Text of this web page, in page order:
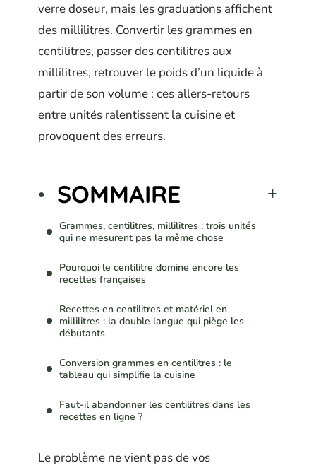
verre doseur, mais les graduations affichent
des millilitres. Convertir les grammes en
centilitres, passer des centilitres aux
millilitres, retrouver le poids d’un liquide à
partir de son volume : ces allers-retours
entre unités ralentissent la cuisine et
provoquent des erreurs.
SOMMAIRE
Grammes, centilitres, millilitres : trois unités
qui ne mesurent pas la même chose
Pourquoi le centilitre domine encore les
recettes françaises
Recettes en centilitres et matériel en
millilitres : la double langue qui piège les
débutants
Conversion grammes en centilitres : le
tableau qui simplifie la cuisine
Faut-il abandonner les centilitres dans les
recettes en ligne ?
Le problème ne vient pas de vos